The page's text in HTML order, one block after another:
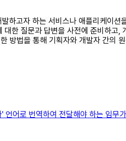
하고자 하는 서비스나 애플리케이
한 질문과 답변을 사전에 준비하고
방법을 통해 기획자와 개발자 간의
어로 번역하여 전달해야 하는 임무